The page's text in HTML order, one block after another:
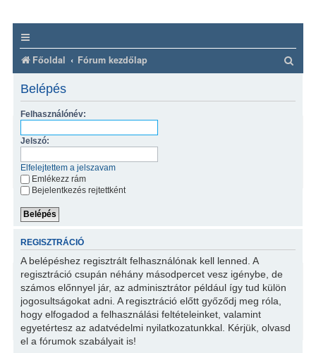
Főoldal Fórum kezdőlap
r
Belépés
Felhasználónév:
Jelszó:
Elfelejtettem a jelszavam
Emlékezz rám
Bejelentkezés rejtettként
REGISZTRÁCIÓ
A belépéshez regisztrált felhasználónak kell lenned. A
regisztráció csupán néhány másodpercet vesz igénybe, de
számos előnnyel jár, az adminisztrátor például így tud külön
jogosultságokat adni. A regisztráció előtt győződj meg róla,
hogy elfogadod a felhasználási feltételeinket, valamint
egyetértesz az adatvédelmi nyilatkozatunkkal. Kérjük, olvasd
el a fórumok szabályait is!